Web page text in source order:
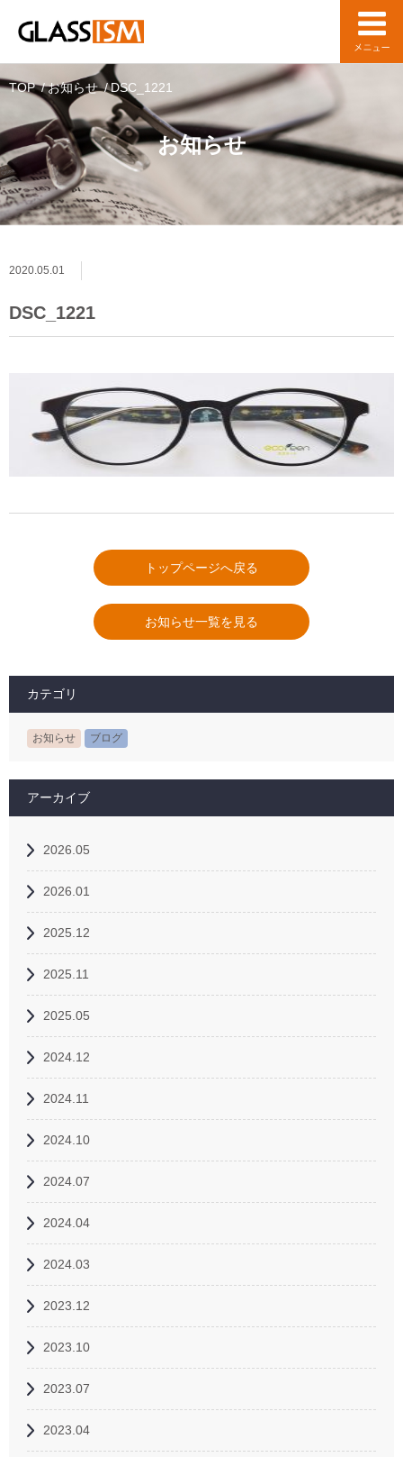
お知らせ
TOP お知らせ DSC_1221
2020.05.01
DSC_1221
トップページへ戻る
お知らせ一覧を見る
カテゴリ
お知らせ ブログ
アーカイブ
2026.05
2026.01
2025.12
2025.11
2025.05
2024.12
2024.11
2024.10
2024.07
2024.04
2024.03
2023.12
2023.10
2023.07
2023.04